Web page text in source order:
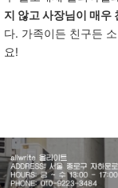
지 않고 사장님이 매우
다. 가족이든 친구든
요!